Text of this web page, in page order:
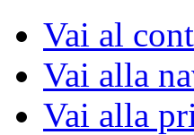
Vai al
Vai alla
Vai alla